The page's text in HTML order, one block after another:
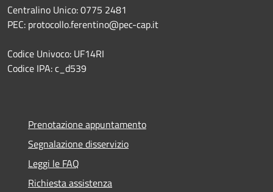
Centralino Unico: 0775 2481
PEC: protocollo.ferentino@pec-cap.it
Codice Univoco: UF14RI
Codice IPA: c_d539
Prenotazione appuntamento
Segnalazione disservizio
Leggi le FAQ
Richiesta assistenza